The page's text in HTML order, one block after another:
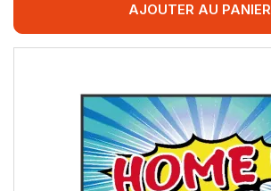
AJOUTER AU PANIER